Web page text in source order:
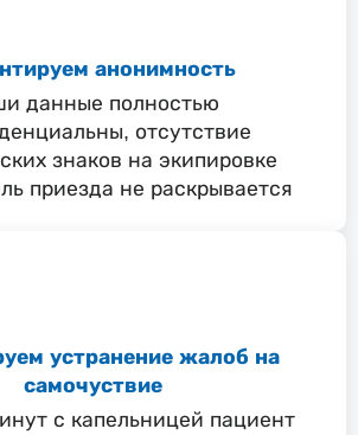
анонимность
данные полностью
отсутствие
знаков на экипировке
приезда не раскрывается
устранение жалоб на
самочуствие
с капельницей пациент